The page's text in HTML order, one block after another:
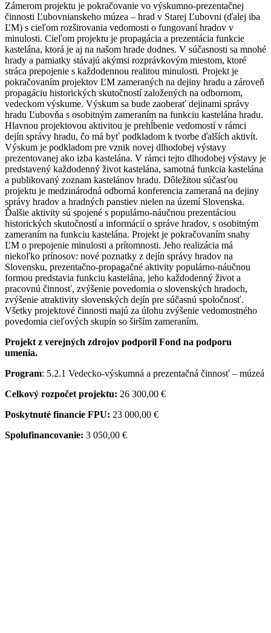
Zámerom projektu je pokračovanie vo výskumno-prezentačnej
činnosti Ľubovnianskeho múzea – hrad v Starej Ľubovni (ďalej iba
ĽM) s cieľom rozširovania vedomosti o fungovaní hradov v
minulosti. Cieľom projektu je propagácia a prezentácia funkcie
kastelána, ktorá je aj na našom hrade dodnes. V súčasnosti sa mnohé
hrady a pamiatky stávajú akýmsi rozprávkovým miestom, ktoré
stráca prepojenie s každodennou realitou minulosti. Projekt je
pokračovaním projektov ĽM zameraných na dejiny hradu a zároveň
propagáciu historických skutočností založených na odbornom,
vedeckom výskume. Výskum sa bude zaoberať dejinami správy
hradu Ľubovňa s osobitným zameraním na funkciu kastelána hradu.
Hlavnou projektovou aktivitou je prehĺbenie vedomostí v rámci
dejín správy hradu, čo má byť podkladom k tvorbe ďalších aktivít.
Výskum je podkladom pre vznik novej dlhodobej výstavy
prezentovanej ako izba kastelána. V rámci tejto dlhodobej výstavy je
predstavený každodenný život kastelána, samotná funkcia kastelána
a publikovaný zoznam kastelánov hradu. Dôležitou súčasťou
projektu je medzinárodná odborná konferencia zameraná na dejiny
správy hradov a hradných panstiev nielen na území Slovenska.
Ďalšie aktivity sú spojené s populárno-náučnou prezentáciou
historických skutočností a informácií o správe hradov, s osobitným
zameraním na funkciu kastelána. Projekt je pokračovaním snahy
ĽM o prepojenie minulosti a prítomnosti. Jeho realizácia má
niekoľko prínosov: nové poznatky z dejín správy hradov na
Slovensku, prezentačno-propagačné aktivity populárno-náučnou
formou predstavia funkciu kastelána, jeho každodenný život a
pracovnú činnosť, zvýšenie povedomia o slovenských hradoch,
zvýšenie atraktivity slovenských dejín pre súčasnú spoločnosť.
Všetky projektové činnosti majú za úlohu zvýšenie vedomostného
povedomia cieľových skupín so širším zameraním.
Projekt z verejných zdrojov podporil Fond na podporu
umenia.
Program: 5.2.1 Vedecko-výskumná a prezentačná činnosť – múzeá
Celkový rozpočet projektu: 26 300,00 €
Poskytnuté financie FPU: 23 000,00 €
Spolufinancovanie: 3 050,00 €